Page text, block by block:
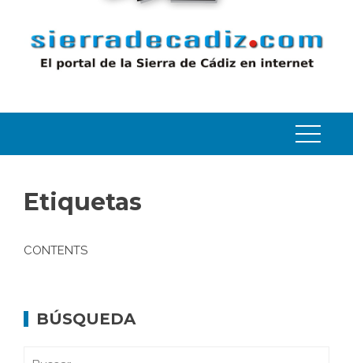
Etiquetas
CONTENTS
BÚSQUEDA